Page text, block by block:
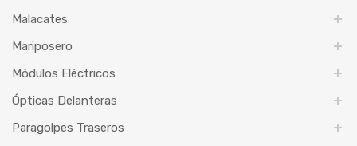
Malacates
Mariposero
Módulos Eléctricos
Ópticas Delanteras
Paragolpes Traseros